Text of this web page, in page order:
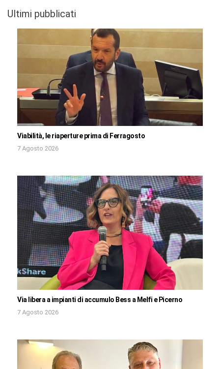
Ultimi pubblicati
Viabilità, le riaperture prima di Ferragosto
7 Agosto 2026
Via libera a impianti di accumulo Bess a Melfi e Picerno
7 Agosto 2026